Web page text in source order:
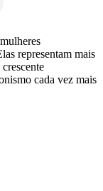
representam mais
cada vez mais